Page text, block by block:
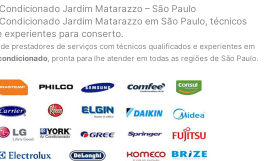
Jardim Matarazzo – São Paulo
Jardim Matarazzo em São Paulo, técnicos
experientes para conserto.
prestadores de serviços com técnicos qualificados e experientes em
, pronta para lhe atender em todas as regiões de São Paulo.